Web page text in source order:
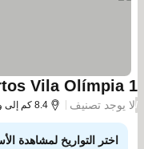
Vila Olímpia 1
/لا يوجد تصنيف 8.4 كم إلى وسط المدينة
اختر التواريخ لمشاهدة